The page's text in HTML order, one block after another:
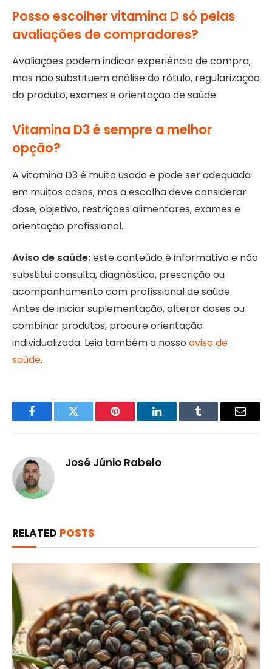
Posso escolher vitamina D só pelas
avaliações de compradores?
Avaliações podem indicar experiência de compra,
mas não substituem análise do rótulo, regularização
do produto, exames e orientação de saúde.
Vitamina D3 é sempre a melhor
opção?
A vitamina D3 é muito usada e pode ser adequada
em muitos casos, mas a escolha deve considerar
dose, objetivo, restrições alimentares, exames e
orientação profissional.
Aviso de saúde:este conteúdo é informativo e não
substitui consulta, diagnóstico, prescrição ou
acompanhamento com profissional de saúde.
Antes de iniciar suplementação, alterar doses ou
combinar produtos, procure orientação
individualizada. Leia também o nosso aviso de
saúde.
FacebookTwitter Pinterest LinkedInTumblr Email
José Júnio Rabelo
RELATED POSTS